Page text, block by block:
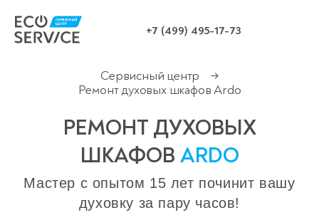
+7 (499) 495-17-73
Сервисный центр
→
Ремонт духовых шкафов Ardo
РЕМОНТ ДУХОВЫХ
ШКАФОВ ARDO
Мастер с опытом 15 лет починит вашу
духовку за пару часов!